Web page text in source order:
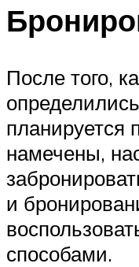
После того,
планируется
намечены,
и
способами.